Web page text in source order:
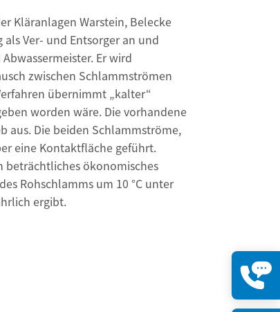
Kläranlagen Warstein, Belecke
Ver- und Entsorger an und
Er wird
zwischen Schlammströmen
übernimmt „kalter“
worden wäre. Die vorhandene
aus. Die beiden Schlammströme,
eine Kontaktfläche geführt.
beträchtliches ökonomisches
Rohschlamms um 10 °C unter
ergibt.
öffnen